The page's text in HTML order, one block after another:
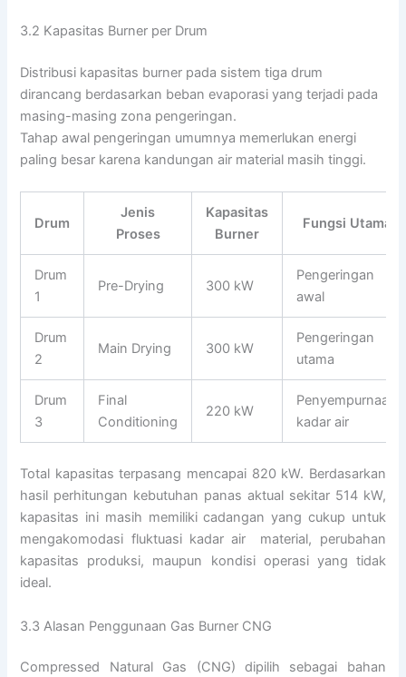
3.2 Kapasitas Burner per Drum
Distribusi kapasitas burner pada sistem tiga drum
dirancang berdasarkan beban evaporasi yang terjadi pada
masing-masing zona pengeringan.
Tahap awal pengeringan umumnya memerlukan energi
paling besar karena kandungan air material masih tinggi.
Drum
Jenis
Proses
Kapasitas
Burner
Fungsi Utama
Drum
1
Pre-Drying 300 kW
Pengeringan
awal
Drum
2
Main Drying 300 kW
Pengeringan
utama
Drum
3
Final
Conditioning
220 kW
Penyempurnaan
kadar air
Total kapasitas terpasang mencapai 820 kW. Berdasarkan
hasil perhitungan kebutuhan panas aktual sekitar 514 kW,
kapasitas ini masih memiliki cadangan yang cukup untuk
mengakomodasi fluktuasi kadar air material, perubahan
kapasitas produksi, maupun kondisi operasi yang tidak
ideal.
3.3 Alasan Penggunaan Gas Burner CNG
Compressed Natural Gas (CNG) dipilih sebagai bahan